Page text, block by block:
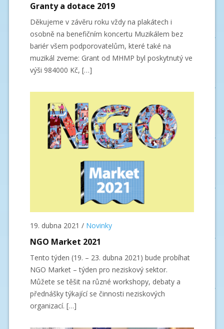
Granty a dotace 2019
Děkujeme v závěru roku vždy na plakátech i
osobně na benefičním koncertu Muzikálem bez
bariér všem podporovatelům, které také na
muzikál zveme: Grant od MHMP byl poskytnutý ve
výši 984000 Kč, […]
19. dubna 2021 / Novinky
NGO Market 2021
Tento týden (19. – 23. dubna 2021) bude probíhat
NGO Market – týden pro neziskový sektor.
Můžete se těšit na různé workshopy, debaty a
přednášky týkající se činnosti neziskových
organizací. […]